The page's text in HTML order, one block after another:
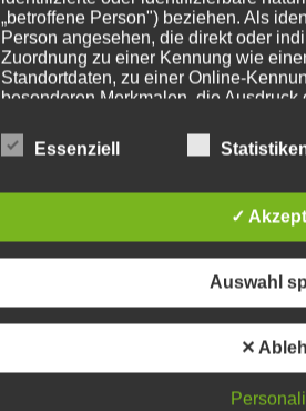
„betroffene Person") beziehen. Als
Person angesehen, die direkt oder
Zuordnung zu einer Kennung wie
Standortdaten, zu einer Online-
besonderen Merkmalen, die
Identität dieser natürlichen Person
Betroffene Person ist jede
Person, deren personenbezogene
Verantwortlichen verarbeitet werden.
Essenziell
✓
Auswahl
✕